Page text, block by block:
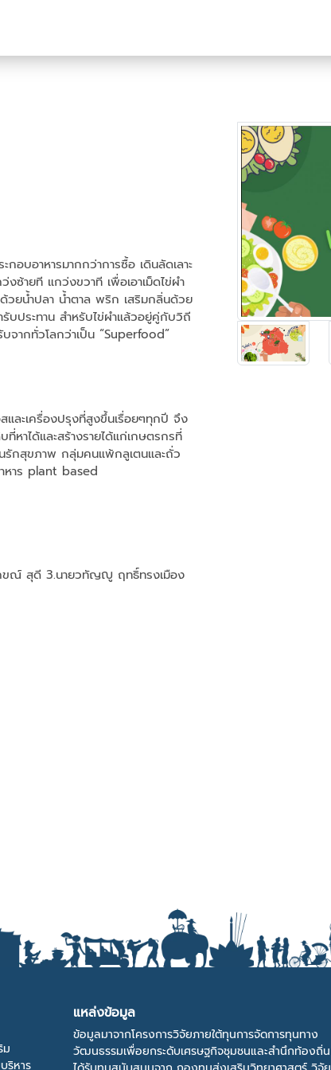
อบอาหารมากกว่าการซื้อ เดินลัดเลาะ
ซ้ายที แกว่งขวาที เพื่อเอาเม็ดไข่ผำ
ด้วยน้ำปลา น้ำตาล พริก เสริมกลิ่นด้วย
บประทาน สำหรับไข่ผำแล้วอยู่คู่กับวิถี
จากทั่วโลกว่าเป็น “Superfood”
และเครื่องปรุงที่สูงขึ้นเรื่อยๆทุกปี จึง
หาได้และสร้างรายได้แก่เกษตรกรที่
รักสุขภาพ กลุ่มคนแพ้กลูเตนและถั่ว
หาร plant based
กขณ์ สุดี 3.นายวทัญญู ฤทธิ์ทรงเมือง
ม
ริหาร
แหล่งข้อมูล
ข้อมูลมาจากโครงการวิจัยภายใต้ทุนการจัดการทุนทาง
วัฒนธรรมเพื่อยกระดับเศรษฐกิจชุมชนและสำนึกท้องถิ่น